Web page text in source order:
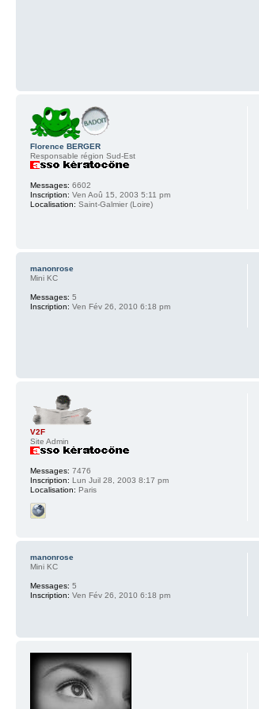
Florence BERGER
Responsable région Sud-Est
Messages: 6602
Inscription: Ven Aoû 15, 2003 5:11 pm
Localisation: Saint-Galmier (Loire)
manonrose
Mini KC
Messages: 5
Inscription: Ven Fév 26, 2010 6:18 pm
V2F
Site Admin
Messages: 7476
Inscription: Lun Juil 28, 2003 8:17 pm
Localisation: Paris
manonrose
Mini KC
Messages: 5
Inscription: Ven Fév 26, 2010 6:18 pm